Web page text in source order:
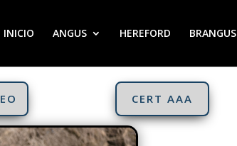
INICIO ANGUS HEREFORD BRANGUS
CERT AAA